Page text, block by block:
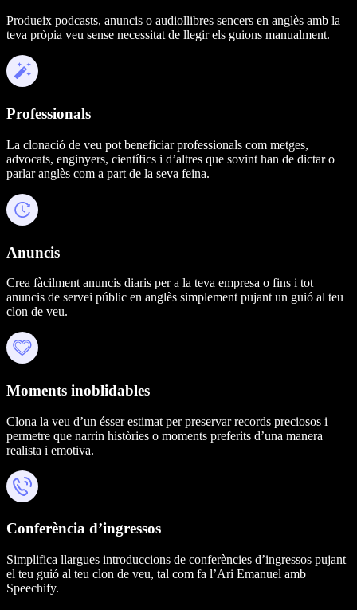
Produeix podcasts, anuncis o audiollibres sencers en anglès amb la
teva pròpia veu sense necessitat de llegir els guions manualment.
Professionals
La clonació de veu pot beneficiar professionals com metges,
advocats, enginyers, científics i d’altres que sovint han de dictar o
parlar anglès com a part de la seva feina.
Anuncis
Crea fàcilment anuncis diaris per a la teva empresa o fins i tot
anuncis de servei públic en anglès simplement pujant un guió al teu
clon de veu.
Moments inoblidables
Clona la veu d’un ésser estimat per preservar records preciosos i
permetre que narrin històries o moments preferits d’una manera
realista i emotiva.
Conferència d’ingressos
Simplifica llargues introduccions de conferències d’ingressos pujant
el teu guió al teu clon de veu, tal com fa l’Ari Emanuel amb
Speechify.